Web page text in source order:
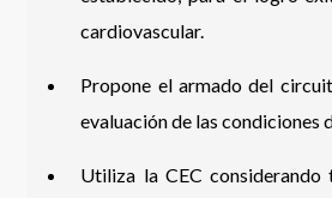
cardiovascular.
Propone el armado del
evaluación de las condiciones
Utiliza la CEC considerando